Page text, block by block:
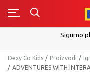
Sigurno
Dexy Co Kids Proizvodi
ADVENTURES WITH